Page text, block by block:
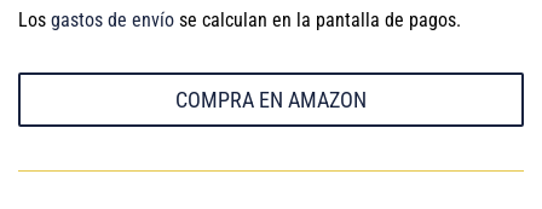
379.99
Los gastos de envío se calculan en la pantalla de pagos.
COMPRA EN AMAZON